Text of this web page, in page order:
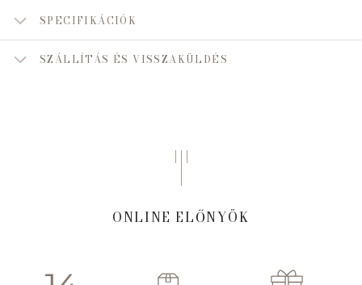
SPECIFIKÁCIÓK
SZÁLLÍTÁS ÉS VISSZAKÜLDÉS
ONLINE ELŐNYÖK